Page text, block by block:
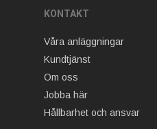
KONTAKT
Våra anläggningar
Kundtjänst
Om oss
Jobba här
Hållbarhet och ansvar